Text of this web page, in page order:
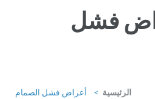
فشل
الرئيسية > أعراض فشل الصمام